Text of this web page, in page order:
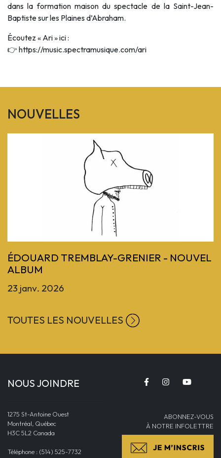
dans la formation maison du spectacle de la Saint-Jean-
Baptiste sur les Plaines d’Abraham.
Écoutez « Ari » ici :
👉 https://music.spectramusique.com/ari
NOUVELLES
ÉDOUARD TREMBLAY-GRENIER - NOUVEL
ALBUM
23 janv. 2026
TOUTES LES NOUVELLES
NOUS JOINDRE
1275 St-Antoine Ouest
Montréal, Québec
H3C 5L2 Canada
Téléphone : (514) 525-7732
ABONNEZ-VOUS
À NOTRE INFOLETTRE